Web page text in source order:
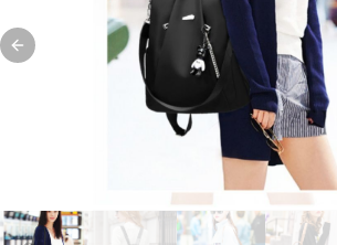
Previous slide